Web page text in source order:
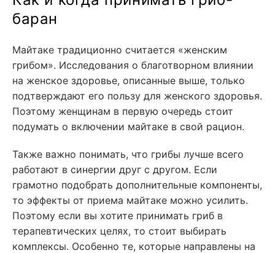
баран
Майтаке традиционно считается «женским
грибом». Исследования о благотворном влиянии
на женское здоровье, описанные выше, только
подтверждают его пользу для женского здоровья.
Поэтому женщинам в первую очередь стоит
подумать о включении майтаке в свой рацион.
Также важно понимать, что грибы лучше всего
работают в синергии друг с другом. Если
грамотно подобрать дополнительные компоненты,
то эффекты от приема майтаке можно усилить.
Поэтому если вы хотите принимать гриб в
терапевтических целях, то стоит выбирать
комплексы. Особенно те, которые направлены на